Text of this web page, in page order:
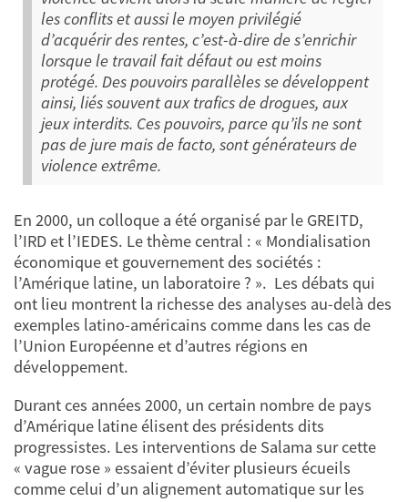
les conflits et aussi le moyen privilégié
d’acquérir des rentes, c’est-à-dire de s’enrichir
lorsque le travail fait défaut ou est moins
protégé. Des pouvoirs parallèles se développent
ainsi, liés souvent aux trafics de drogues, aux
jeux interdits. Ces pouvoirs, parce qu’ils ne sont
pas de jure mais de facto, sont générateurs de
violence extrême.
En 2000, un colloque a été organisé par le GREITD,
l’IRD et l’IEDES. Le thème central : « Mondialisation
économique et gouvernement des sociétés :
l’Amérique latine, un laboratoire ? ». Les débats qui
ont lieu montrent la richesse des analyses au-delà des
exemples latino-américains comme dans les cas de
l’Union Européenne et d’autres régions en
développement.
Durant ces années 2000, un certain nombre de pays
d’Amérique latine élisent des présidents dits
progressistes. Les interventions de Salama sur cette
« vague rose » essaient d’éviter plusieurs écueils
comme celui d’un alignement automatique sur les